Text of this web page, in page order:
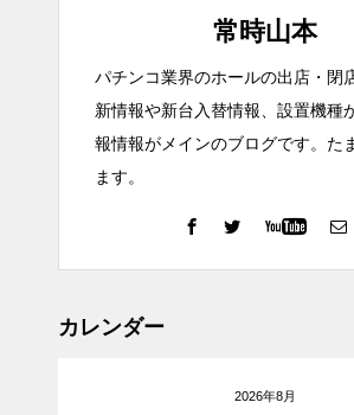
常時山本
パチンコ業界のホールの出店・閉
新情報や新台入替情報、設置機種
報情報がメインのブログです。た
ます。
カレンダー
2026年8月